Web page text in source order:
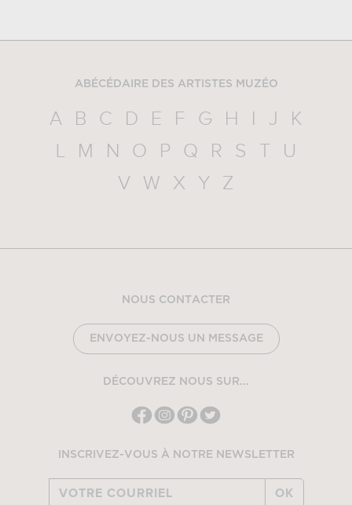
ABÉCÉDAIRE DES ARTISTES MUZÉO
A B C D E F G H J
K
L
M N O P Q R S
U
V
W X Y Z
NOUS CONTACTER
ENVOYEZ-NOUS UN MESSAGE
DÉCOUVREZ NOUS SUR...
INSCRIVEZ-VOUS À NOTRE NEWSLETTER
OK